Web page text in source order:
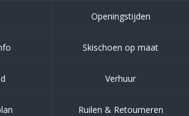
Openingstijden
Skischoen op maat
Verhuur
Ruilen & Retourneren